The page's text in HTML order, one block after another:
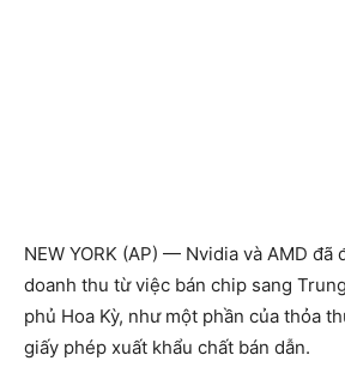
NEW YORK (AP) — Nvidia và AMD đã
doanh thu từ việc bán chip sang
phủ Hoa Kỳ, như một phần của thỏa
giấy phép xuất khẩu chất bán dẫn.